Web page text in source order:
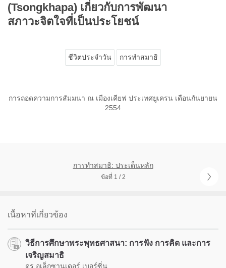
(Tsongkhapa) เกี่ยวกับการพัฒนา
สภาวะจิตใจที่เป็นประโยชน์
ชีวิตประจำวัน การทำสมาธิ
การถอดความการสัมมนา ณ เมืองเคียฟ ประเทศยูเครน เดือนกันยายน
2554
การทำสมาธิ: ประเด็นหลัก
ข้อที่ 1 / 2
เนื้อหาที่เกี่ยวข้อง
วิธีการศึกษาพระพุทธศาสนา: การฟัง การคิด และการ
เจริญสมาธิ
ดร.อเล็กซานเดอร์ เบอร์ซิ่น